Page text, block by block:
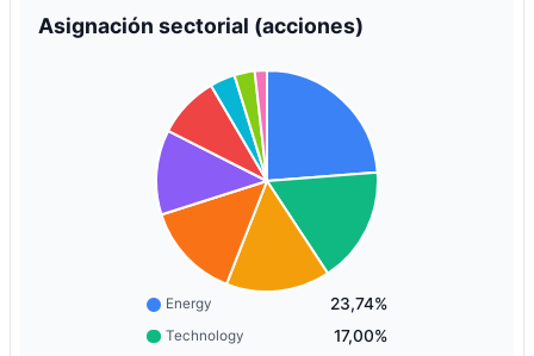
Asignación sectorial (acciones)
Energy 23,74%
Technology 17,00%